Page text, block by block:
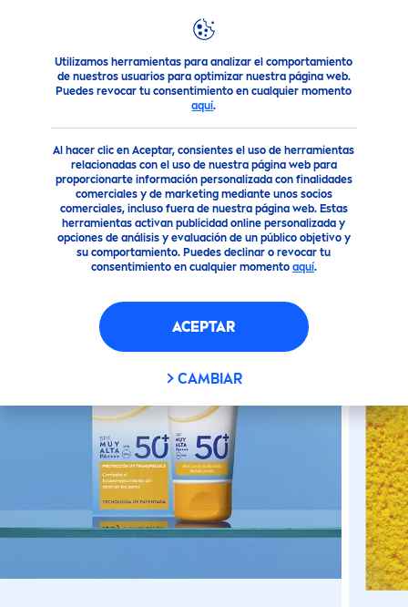
Utilizamos herramientas para analizar el comportamiento
de nuestros usuarios para optimizar nuestra página web.
Puedes revocar tu consentimiento en cualquier momento
aquí.
Al hacer clic en Aceptar, consientes el uso de herramientas
relacionadas con el uso de nuestra página web para
proporcionarte información personalizada con finalidades
comerciales y de marketing mediante unos socios
comerciales, incluso fuera de nuestra página web. Estas
herramientas activan publicidad online personalizada y
opciones de análisis y evaluación de un público objetivo y
su comportamiento. Puedes declinar o revocar tu
consentimiento en cualquier momento aquí.
ACEPTAR
CAMBIAR
Nuestros Productos Solar Disfruta del Sol ¡Nosotros te
(0)
PROTECCIÓN SOLAR FACIAL
CONTROL BRILLO - TONO
MEDIO